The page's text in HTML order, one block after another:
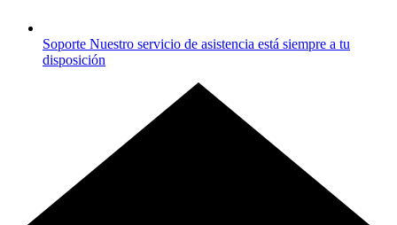
Soporte Nuestro servicio de asistencia está siempre a tu
disposición